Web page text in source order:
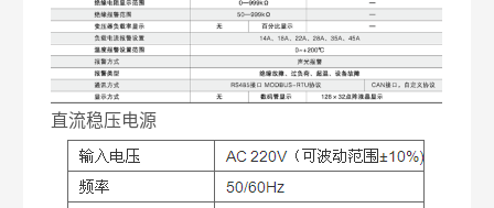
直流稳压电源